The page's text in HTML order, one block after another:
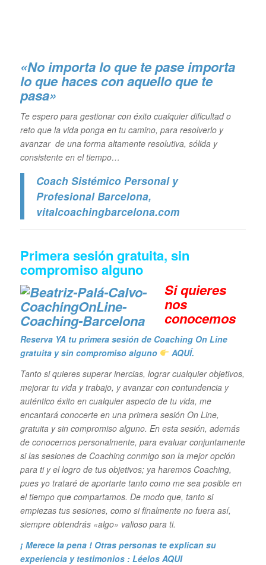
«No importa lo que te pase importa
lo que haces con aquello que te
pasa»
Te espero para gestionar con éxito cualquier dificultad o
reto que la vida ponga en tu camino, para resolverlo y
avanzar de una forma altamente resolutiva, sólida y
consistente en el tiempo…
Coach Sistémico Personal y
Profesional Barcelona,
vitalcoachingbarcelona.com
Primera sesión gratuita, sin
compromiso alguno
Si quieres
nos
conocemos
Reserva YA tu primera sesión de Coaching On Line
gratuita y sin compromiso alguno
AQUÍ.
Tanto si quieres superar inercias, lograr cualquier objetivos,
mejorar tu vida y trabajo, y avanzar con contundencia y
auténtico éxito en cualquier aspecto de tu vida, me
encantará conocerte en una primera sesión On Line,
gratuita y sin compromiso alguno. En esta sesión, además
de conocernos personalmente, para evaluar conjuntamente
si las sesiones de Coaching conmigo son la mejor opción
para ti y el logro de tus objetivos; ya haremos Coaching,
pues yo trataré de aportarte tanto como me sea posible en
el tiempo que compartamos. De modo que, tanto si
empiezas tus sesiones, como si finalmente no fuera así,
siempre obtendrás «algo» valioso para ti.
¡ Merece la pena ! Otras personas te explican su
experiencia y testimonios : Léelos AQUI